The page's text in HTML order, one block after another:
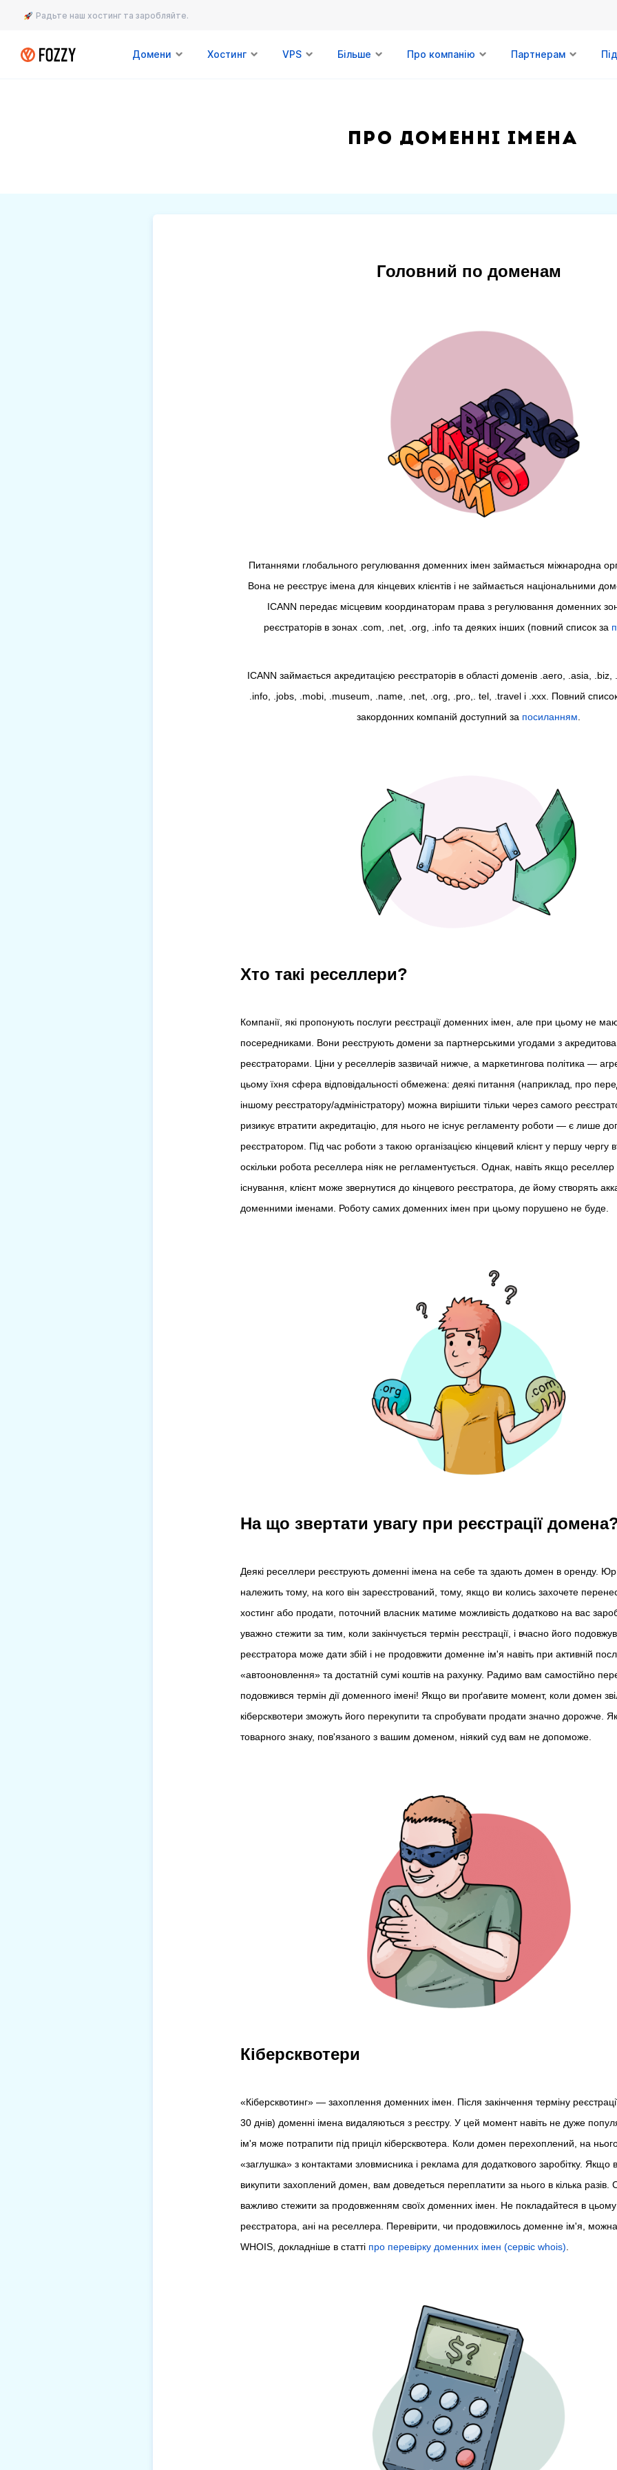
Радьте наш хостинг та заробляйте.
Домени Хостинг VPS Більше Про компанію Партнерам
Про доменні імена
Головний по доменам
Питаннями глобального регулювання доменних імен займається міжнародна
Вона не реєструє імена для кінцевих клієнтів і не займається національними
ICANN передає місцевим координаторам права з регулювання доменних
реєстраторів в зонах .com, .net, .org, .info та деяких інших (повний список за
ICANN займається акредитацією реєстраторів в області доменів .aero, .asia,
.info, .jobs, .mobi, .museum, .name, .net, .org, .pro,. tel, .travel і .xxx. Повний
закордонних компаній доступний за посиланням
Хто такі реселлери?
Компанії, які пропонують послуги реєстрації доменних імен, але при цьому не
посередниками. Вони реєструють домени за партнерськими угодами з
реєстраторами. Ціни у реселлерів зазвичай нижче, а маркетингова політика —
цьому їхня сфера відповідальності обмежена: деякі питання (наприклад, про
іншому реєстратору/адміністратору) можна вирішити тільки через самого
ризикує втратити акредитацію, для нього не існує регламенту роботи — є лише
реєстратором. Під час роботи з такою організацією кінцевий клієнт у першу чергу
оскільки робота реселлера ніяк не регламентується. Однак, навіть якщо
існування, клієнт може звернутися до кінцевого реєстратора, де йому створять
доменними іменами. Роботу самих доменних імен при цьому порушено не буде.
На що звертати увагу при реєстрації
Деякі реселлери реєструють доменні імена на себе та здають домен в оренду.
належить тому, на кого він зареєстрований, тому, якщо ви колись захочете
хостинг або продати, поточний власник матиме можливість додатково на вас
уважно стежити за тим, коли закінчується термін реєстрації, і вчасно його
реєстратора може дати збій і не продовжити доменне ім'я навіть при активній
«автооновлення» та достатній сумі коштів на рахунку. Радимо вам самостійно
подовжився термін дії доменного імені! Якщо ви проґавите момент, коли домен
кіберсквотери зможуть його перекупити та спробувати продати значно дорожче.
товарного знаку, пов'язаного з вашим доменом, ніякий суд вам не допоможе.
Кіберсквотери
«Кіберсквотинг» — захоплення доменних імен. Після закінчення терміну
30 днів) доменні імена видаляються з реєстру. У цей момент навіть не дуже
ім'я може потрапити під приціл кіберсквотера. Коли домен перехоплений, на
«заглушка» з контактами зловмисника і реклама для додаткового заробітку. Якщо
викупити захоплений домен, вам доведеться переплатити за нього в кілька разів.
важливо стежити за продовженням своїх доменних імен. Не покладайтеся в цьому
реєстратора, ані на реселлера. Перевірити, чи продовжилось доменне ім'я, можна
WHOIS, докладніше в статті про перевірку доменних імен (сервіс whois)